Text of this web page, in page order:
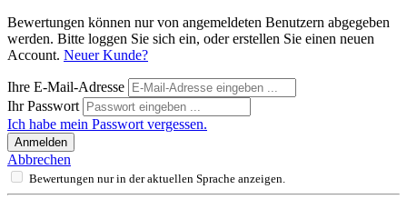
Bewertungen können nur von angemeldeten Benutzern abgegeben
werden. Bitte loggen Sie sich ein, oder erstellen Sie einen neuen
Account. Neuer Kunde?
Ihre E-Mail-Adresse
Ihr Passwort
Ich habe mein Passwort vergessen.
Anmelden
Abbrechen
Bewertungen nur in der aktuellen Sprache anzeigen.